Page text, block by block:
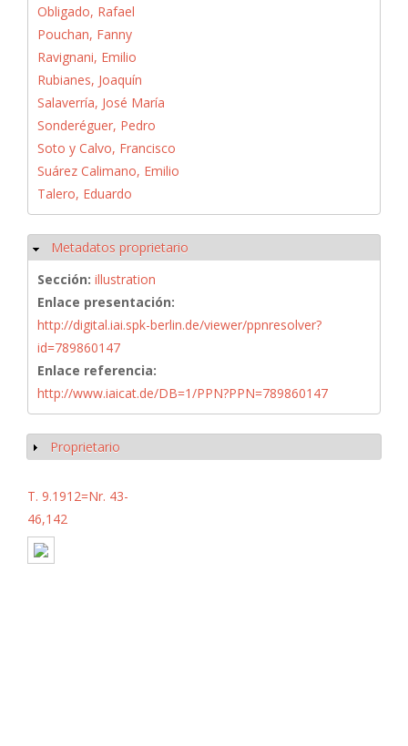
Obligado, Rafael
Pouchan, Fanny
Ravignani, Emilio
Rubianes, Joaquín
Salaverría, José María
Sonderéguer, Pedro
Soto y Calvo, Francisco
Suárez Calimano, Emilio
Talero, Eduardo
Ocultar
Metadatos proprietario
Sección: illustration
Enlace presentación:
http://digital.iai.spk-berlin.de/viewer/ppnresolver?
id=789860147
Enlace referencia:
http://www.iaicat.de/DB=1/PPN?PPN=789860147
Mostrar
Proprietario
T. 9.1912=Nr. 43-
46,142